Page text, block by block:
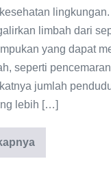
limbah dari
yang dapat
seperti
jumlah
lebih […]